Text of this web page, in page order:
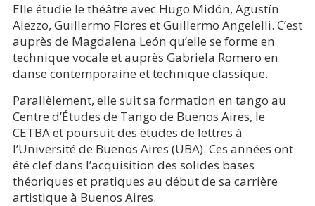
Elle étudie le théâtre avec Hugo Midón, Agustín
Alezzo, Guillermo Flores et Guillermo Angelelli. C’est
auprès de Magdalena León qu’elle se forme en
technique vocale et auprès Gabriela Romero en
danse contemporaine et technique classique.
Parallèlement, elle suit sa formation en tango au
Centre d’Études de Tango de Buenos Aires, le
CETBA et poursuit des études de lettres à
l’Université de Buenos Aires (UBA). Ces années ont
été clef dans l’acquisition des solides bases
théoriques et pratiques au début de sa carrière
artistique à Buenos Aires.